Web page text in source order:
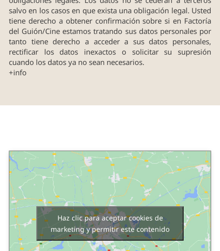
salvo en los casos en que exista una obligación legal. Usted
tiene derecho a obtener confirmación sobre si en Factoría
del Guión/Cine estamos tratando sus datos personales por
tanto tiene derecho a acceder a sus datos personales,
rectificar los datos inexactos o solicitar su supresión
cuando los datos ya no sean necesarios.
+info
Haz clic para aceptar cookies de
marketing y permitir este contenido